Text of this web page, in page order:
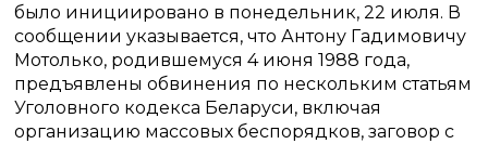
было инициировано в понедельник, 22 июля. В
сообщении указывается, что Антону Гадимовичу
Мотолько, родившемуся 4 июня 1988 года,
предъявлены обвинения по нескольким статьям
Уголовного кодекса Беларуси, включая
организацию массовых беспорядков, заговор с